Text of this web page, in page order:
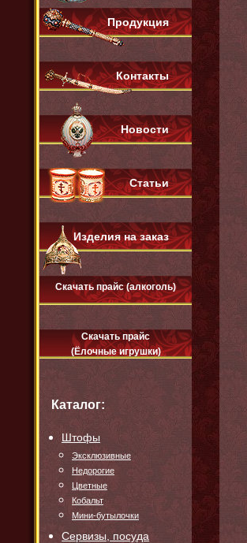
Продукция
Контакты
Новости
Статьи
Изделия на заказ
Скачать прайс (алкоголь)
Скачать прайс
(Ёлочные игрушки)
Каталог:
Штофы
Эксклюзивные
Недорогие
Цветные
Кобальт
Мини-бутылочки
Сервизы, посуда